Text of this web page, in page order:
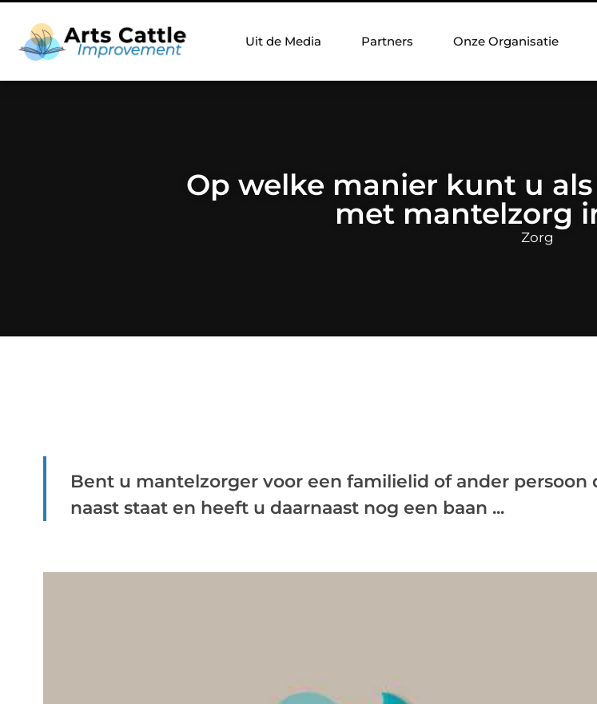
Uit de Media Partners Onze Organisatie
Op welke manier kunt u
met mantelzorg
Zorg
Bent u mantelzorger voor een familielid of ander persoon
naast staat en heeft u daarnaast nog een baan ...